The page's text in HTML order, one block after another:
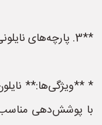
**3. پارچه‌های نایلونی ضد آب:**
* **ویژگی‌ها:**